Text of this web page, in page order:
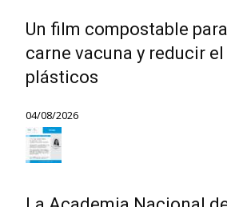
Un film compostable
carne vacuna y reducir el
plásticos
04/08/2026